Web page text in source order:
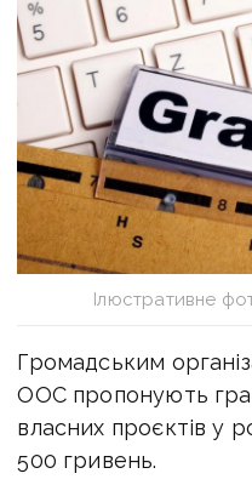
Ілюстративне
Громадським
ООС пропонують
власних проєктів у
500 гривень.